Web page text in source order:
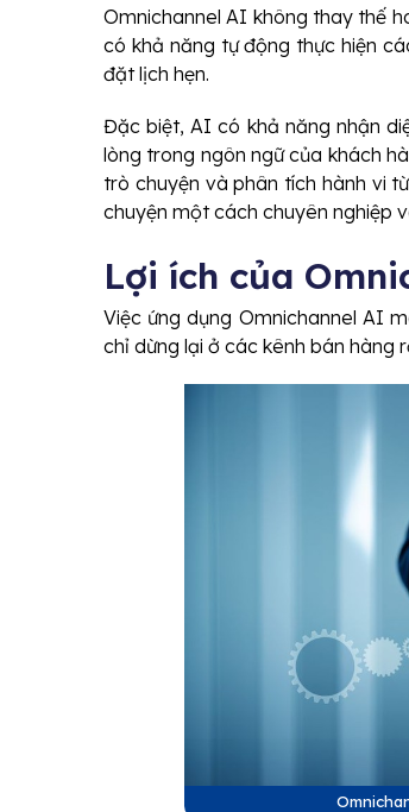
Omnichannel AI không thay thế
có khả năng tự động thực hiện
đặt lịch hẹn.
Đặc biệt, AI có khả năng nhận
lòng trong ngôn ngữ của khách
trò chuyện và phân tích hành vi
chuyện một cách chuyên nghiệp
Lợi ích của
Việc ứng dụng Omnichannel AI
chỉ dừng lại ở các kênh bán hàng